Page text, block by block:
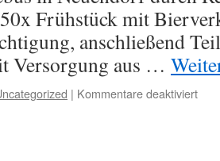
Frühstück mit
anschließend
Versorgung aus …
| Kommentare deaktiviertfür